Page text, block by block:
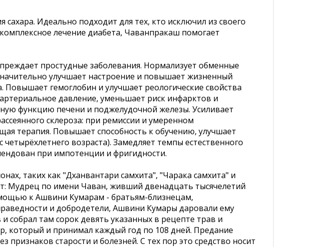
Идеально подходит для тех, кто исключил из своего
лечение диабета, Чаванпракаш помогает
простудные заболевания. Нормализует обменные
улучшает настроение и повышает жизненный
гемоглобин и улучшает реологические свойства
давление, уменьшает риск инфарктов и
функцию печени и поджелудочной железы. Усиливает
склероза: при ремиссии и умеренном
терапия. Повышает способность к обучению, улучшает
возраста). Замедляет темпы естественного
при импотенции и фригидности.
таких как "Дханвантари самхита", "Чарака самхита" и
Мудрец по имени Чаван, живший двенадцать тысячелетий
к Ашвини Кумарам - братьям-близнецам,
и добродетели, Ашвини Кумары даровали ему
собрал там сорок девять указанных в рецепте трав и
который и принимал каждый год по 108 дней. Предание
старости и болезней. С тех пор это средство носит